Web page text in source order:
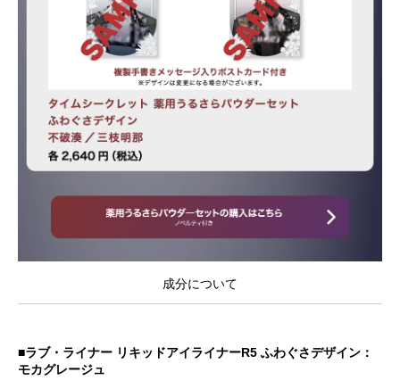
成分について
■ラブ・ライナー リキッドアイライナーR5 ふわぐさデザイン：
モカグレージュ